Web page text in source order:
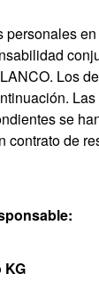
personales
Los
se
contrato de
KG